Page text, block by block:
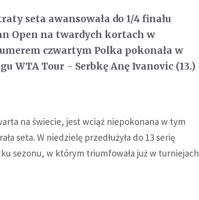
seta awansowała do 1/4 finału
Open na twardych kortach w
czwartym Polka pokonała w
WTA Tour - Serbkę Anę Ivanovic (13.)
na świecie, jest wciąż niepokonana w tym
seta. W niedzielę przedłużyła do 13 serię
sezonu, w którym triumfowała już w turniejach